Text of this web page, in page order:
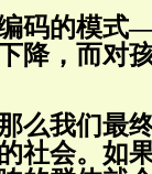
码的模
降，而对
么我们最
社会。如